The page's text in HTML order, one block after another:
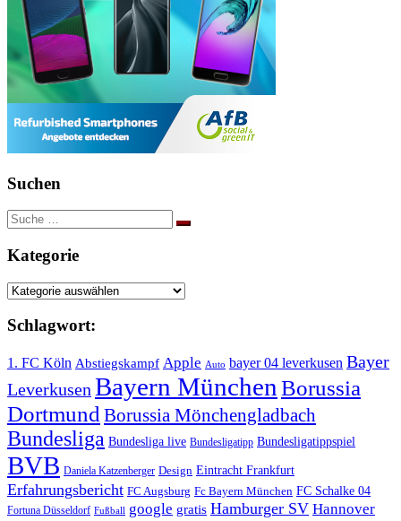
Suchen
Suche
nach:
Kategorie
Kategorie
Schlagwort:
1. FC Köln Abstiegskampf Apple Auto bayer 04 leverkusen Bayer
Leverkusen Bayern München Borussia
Dortmund Borussia Mönchengladbach
Bundesliga Bundesliga live Bundesligatipp Bundesligatippspiel
BVB Daniela Katzenberger Design Eintracht Frankfurt
Erfahrungsbericht FC Augsburg Fc Bayern München FC Schalke 04
Fortuna Düsseldorf Fußball google gratis Hamburger SV Hannover